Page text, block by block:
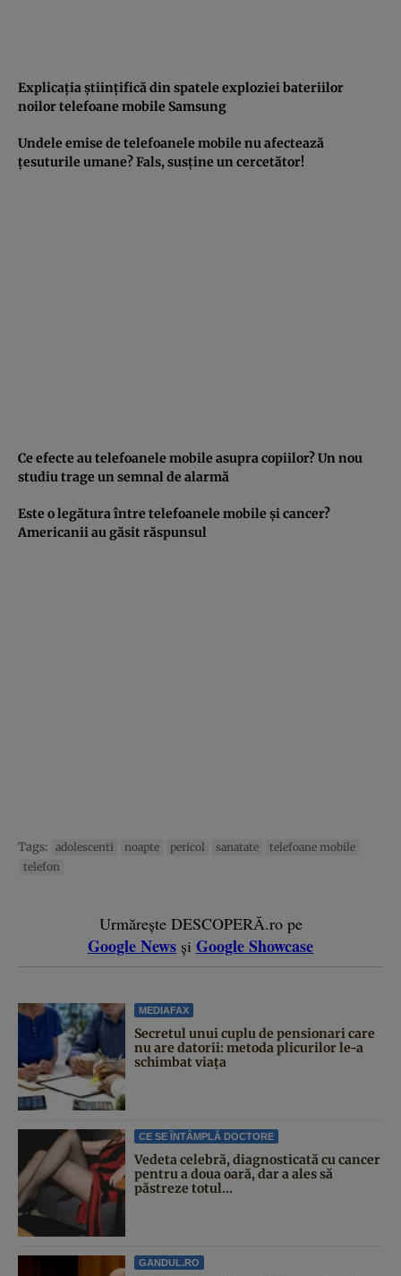
Explicaţia ştiinţifică din spatele exploziei bateriilor
noilor telefoane mobile Samsung
Undele emise de telefoanele mobile nu afectează
ţesuturile umane? Fals, susţine un cercetător!
Ce efecte au telefoanele mobile asupra copiilor? Un nou
studiu trage un semnal de alarmă
Este o legătura între telefoanele mobile şi cancer?
Americanii au găsit răspunsul
Tags: adolescenti noapte pericol sanatate
telefoane mobile
telefon
Urmărește DESCOPERĂ.ro pe
Google News și Google Showcase
MEDIAFAX
Secretul unui cuplu de pensionari care
nu are datorii: metoda plicurilor le-a
schimbat viața
CE SE ÎNTÂMPLĂ DOCTORE
Vedeta celebră, diagnosticată cu cancer
pentru a doua oară, dar a ales să
păstreze totul...
GANDUL.RO